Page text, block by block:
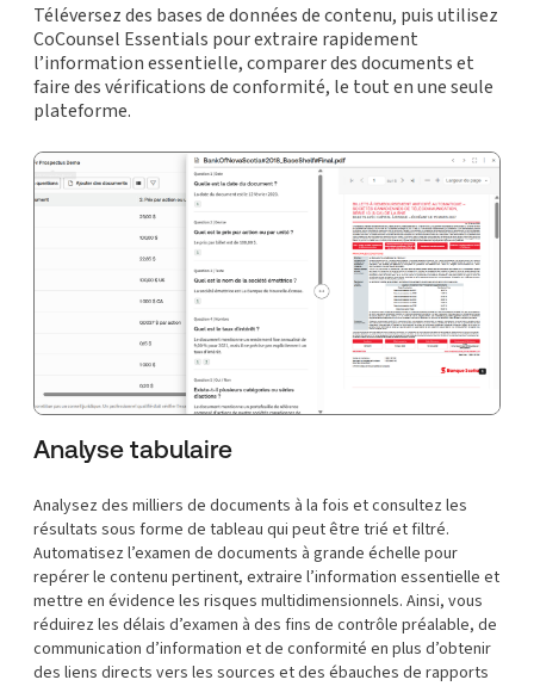
Téléversez des bases de données de contenu, puis utilisez
CoCounsel Essentials pour extraire rapidement
l’information essentielle, comparer des documents et
faire des vérifications de conformité, le tout en une seule
plateforme.
Analyse tabulaire
Analysez des milliers de documents à la fois et consultez les
résultats sous forme de tableau qui peut être trié et filtré.
Automatisez l’examen de documents à grande échelle pour
repérer le contenu pertinent, extraire l’information essentielle et
mettre en évidence les risques multidimensionnels. Ainsi, vous
réduirez les délais d’examen à des fins de contrôle préalable, de
communication d’information et de conformité en plus d’obtenir
des liens directs vers les sources et des ébauches de rapports